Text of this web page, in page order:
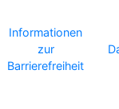
Informationen
zur
Barrierefreiheit